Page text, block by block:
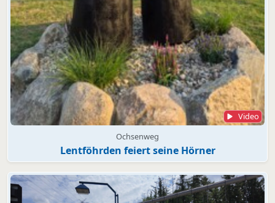
Video
Ochsenweg
Lentföhrden feiert seine Hörner